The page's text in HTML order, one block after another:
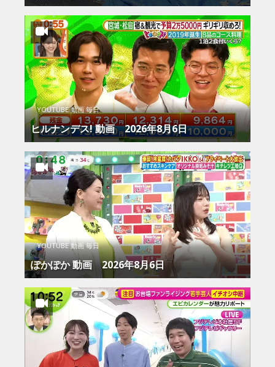
YOUTUBE 動画 毎日
ヒルナンデス! 動画 2026年8月6日
YOUTUBE 動画 毎日
ぽかぽか 動画 2026年8月6日